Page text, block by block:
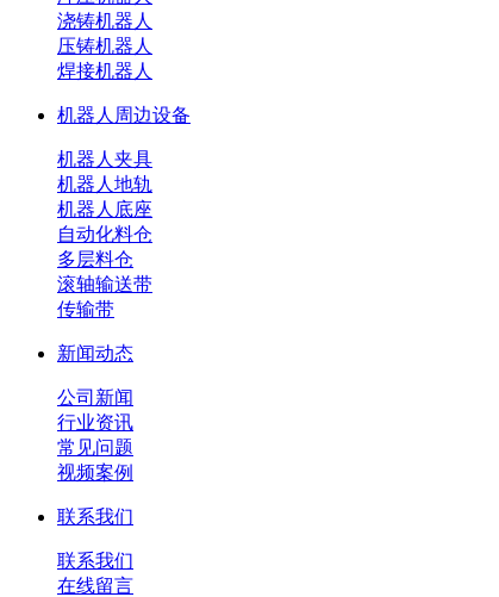
浇铸机器人
压铸机器人
焊接机器人
机器人周边设备
机器人夹具
机器人地轨
机器人底座
自动化料仓
多层料仓
滚轴输送带
传输带
新闻动态
公司新闻
行业资讯
常见问题
视频案例
联系我们
联系我们
在线留言